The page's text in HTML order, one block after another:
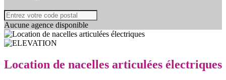
Aucune agence disponible
Location de nacelles articulées électriques